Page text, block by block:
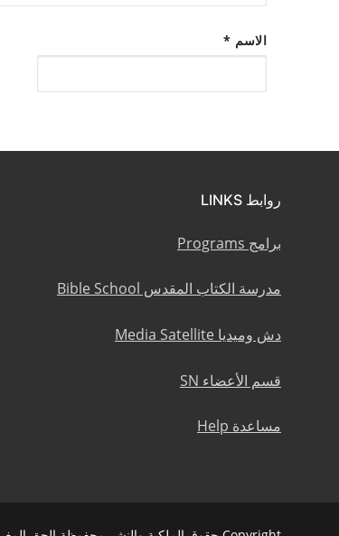
الاسم *
روابط LINKS
برامج Programs
مدرسة الكتاب المقدس Bible School
دش وميديا Media Satellite
قسم الأعضاء SN
مساعدة Help